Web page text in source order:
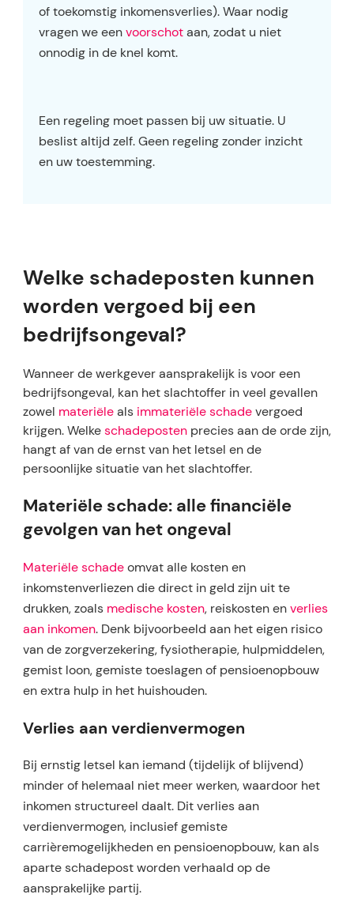
of toekomstig inkomensverlies). Waar nodig
vragen we een voorschotaan, zodat u niet
onnodig in de knel komt.
Een regeling moet passen bij uw situatie. U
beslist altijd zelf. Geen regeling zonder inzicht
en uw toestemming.
Welke schadeposten kunnen
worden vergoed bij een
bedrijfsongeval?
Wanneer de werkgever aansprakelijk is voor een
bedrijfsongeval, kan het slachtoffer in veel gevallen
zowel materiëleals immateriële schadevergoed
krijgen. Welke schadepostenprecies aan de orde zijn,
hangt af van de ernst van het letsel en de
persoonlijke situatie van het slachtoffer.​
Materiële schade: alle financiële
gevolgen van het ongeval
Materiële schadeomvat alle kosten en
inkomstenverliezen die direct in geld zijn uit te
drukken, zoals medische kosten, reiskosten en verlies
aan inkomen. Denk bijvoorbeeld aan het eigen risico
van de zorgverzekering, fysiotherapie, hulpmiddelen,
gemist loon, gemiste toeslagen of pensioenopbouw
en extra hulp in het huishouden.​
Verlies aan verdienvermogen
Bij ernstig letsel kan iemand (tijdelijk of blijvend)
minder of helemaal niet meer werken, waardoor het
inkomen structureel daalt. Dit verlies aan
verdienvermogen, inclusief gemiste
carrièremogelijkheden en pensioenopbouw, kan als
aparte schadepost worden verhaald op de
aansprakelijke partij.​